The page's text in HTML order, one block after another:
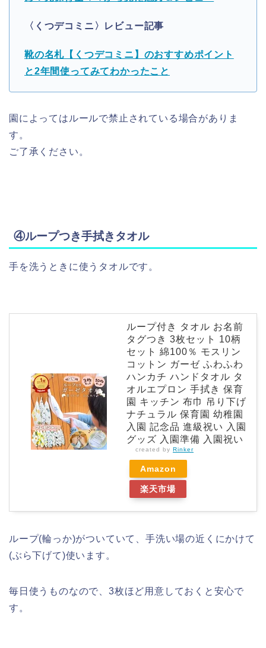
〈くつデコミニ〉レビュー記事
靴の名札【くつデコミニ】のおすすめポイント
と2年間使ってみてわかったこと
園によってはルールで禁止されている場合がありま
す。
ご了承ください。
④ループつき手拭きタオル
手を洗うときに使うタオルです。
ループ付き タオル お名前
タグつき 3枚セット 10柄
セット 綿100％ モスリン
コットン ガーゼ ふわふわ
ハンカチ ハンドタオル タ
オルエプロン 手拭き 保育
園 キッチン 布巾 吊り下げ
ナチュラル 保育園 幼稚園
入園 記念品 進級祝い 入園
グッズ 入園準備 入園祝い
created by Rinker
Amazon
楽天市場
ループ(輪っか)がついていて、手洗い場の近くにかけて
(ぶら下げて)使います。
毎日使うものなので、3枚ほど用意しておくと安心で
す。